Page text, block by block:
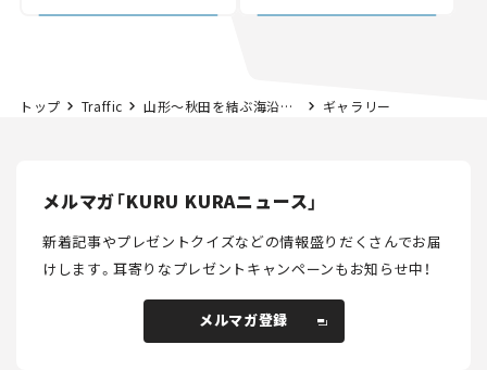
トップ Traffic 山形～秋田を結ぶ海沿いルート「遊佐象潟道路」が前進！ 2026年度に一部開通へ。「日本海東北道」の県境区間はどこまでできた？【いま気になる道路計画】 ギャラリー
メルマガ「KURU KURAニュース」
新着記事やプレゼントクイズなどの情報盛りだくさんでお届
けします。耳寄りなプレゼントキャンペーンもお知らせ中！
メルマガ登録